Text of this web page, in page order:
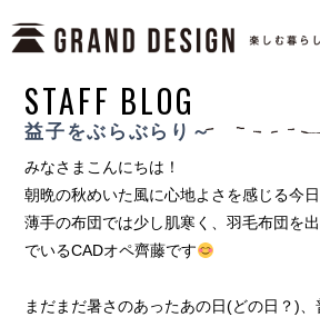
STAFF BLOG
益子をぶらぶらり～
みなさまこんにちは！
朝晩の秋めいた風に心地よさを感じる今日
薄手の布団では少し肌寒く、羽毛布団を
でいるCADオペ齊藤です
まだまだ暑さのあったあの日(どの日？)